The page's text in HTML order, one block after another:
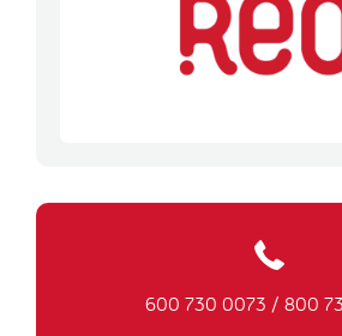
600 730 0073 / 800